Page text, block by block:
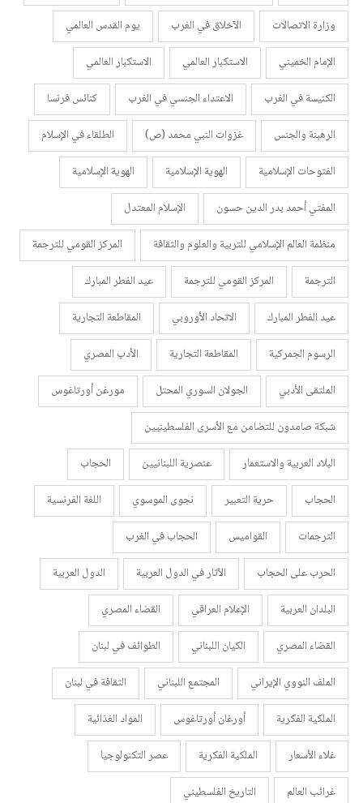
وزارة الاتصالات
الآخلاق في الغرب
يوم القدس العالمي
الإمام الخميني
الاستكبار العالمي
الاستكبار العالمي
الكنيسة في الغرب
الاعتداء الجنسي في الغرب
كنائس فرنسا
الرهبنة والجنس
غزوات النبي محمد (ص)
الطلقاء في الإسلام
الفتوحات الإسلامية
الهوية الإسلامية
الهوية الإسلامية
المفتي أحمد بدر الدين حسون
الإسلام المعتدل
منظمة العالم الإسلامي للتربية والعلوم والثقافة
المركز القومي للترجمة
الترجمة
المركز القومي للترجمة
عيد الفطر المبارك
عيد الفطر المبارك
الاتحاد الأوروبي
المقاطعة التجارية
الرسوم الجمركية
المقاطعة التجارية
الأدب المصري
الملتقى الأدبي
الجولان السوري المحتل
مورغن أورتاغوس
شبكة صامدون للتضامن مع الأسرى الفلسطينيين
البلاد العربية والاستعمار
عنصرية اللبنانيين
الحجاب
الحجاب
حرية التعبير نجوى الموسوي
اللغة الفرنسية
الترجمات
القواميس
الحجاب في الغرب
الحرب على الحجاب
الآثار في الدول العربية
الدول العربية
البلدان العربية
الإعلام العراقي
القضاء المصري
القضاء المصري
الكيان اللبناني
الطوائف في لبنان
الملف النووي الإيراني
المجتمع اللبناني
الثقافة في لبنان
الملكية الفكرية
أورغان أورتاغوس
المواد الغذائية
غلاء الأسعار
الملكية الفكرية
عصر التكنولوجيا
غرائب العالم
التاريخ الفلسطيني